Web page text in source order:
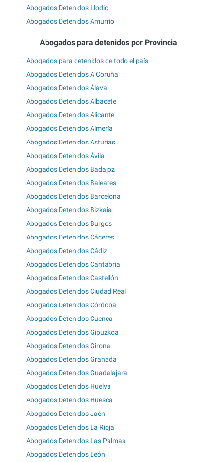
Abogados Detenidos Llodio
Abogados Detenidos Amurrio
Abogados para detenidos por Provincia
Abogados para detenidos de todo el país
Abogados Detenidos A Coruña
Abogados Detenidos Álava
Abogados Detenidos Albacete
Abogados Detenidos Alicante
Abogados Detenidos Almería
Abogados Detenidos Asturias
Abogados Detenidos Ávila
Abogados Detenidos Badajoz
Abogados Detenidos Baleares
Abogados Detenidos Barcelona
Abogados Detenidos Bizkaia
Abogados Detenidos Burgos
Abogados Detenidos Cáceres
Abogados Detenidos Cádiz
Abogados Detenidos Cantabria
Abogados Detenidos Castellón
Abogados Detenidos Ciudad Real
Abogados Detenidos Córdoba
Abogados Detenidos Cuenca
Abogados Detenidos Gipuzkoa
Abogados Detenidos Girona
Abogados Detenidos Granada
Abogados Detenidos Guadalajara
Abogados Detenidos Huelva
Abogados Detenidos Huesca
Abogados Detenidos Jaén
Abogados Detenidos La Rioja
Abogados Detenidos Las Palmas
Abogados Detenidos León